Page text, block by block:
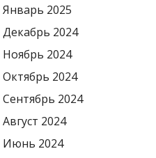
Январь 2025
Декабрь 2024
Ноябрь 2024
Октябрь 2024
Сентябрь 2024
Август 2024
Июнь 2024